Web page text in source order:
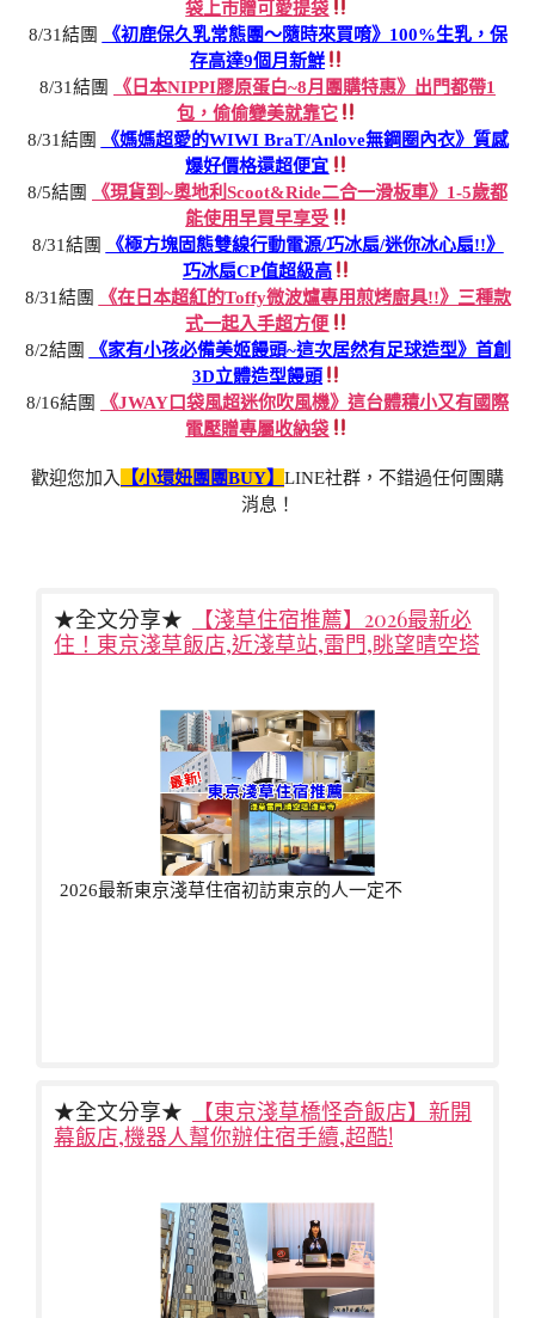
袋上市贈可愛提袋
8/31結團
《初鹿保久乳常態團～隨時來買唷》100%生乳，保
存高達9個月新鮮
8/31結團
《日本NIPPI膠原蛋白~8月團購特惠》出門都帶1
包，偷偷變美就靠它
8/31結團
《媽媽超愛的WIWI BraT/Anlove無鋼圈內衣》質感
爆好價格還超便宜
8/5結團
《現貨到~奧地利Scoot&Ride二合一滑板車》1-5歲都
能使用早買早享受
8/31結團
《極方塊固態雙線行動電源/巧冰扇/迷你冰心扇!!》
巧冰扇CP值超級高
8/31結團
《在日本超紅的Toffy微波爐專用煎烤廚具!!》三種款
式一起入手超方便
8/2結團
《家有小孩必備美姬饅頭~這次居然有足球造型》首創
3D立體造型饅頭
8/16結團
《JWAY口袋風超迷你吹風機》這台體積小又有國際
電壓贈專屬收納袋
歡迎您加入 【小環妞團團BUY】 LINE社群，不錯過任何團購
消息！
★全文分享★
【淺草住宿推薦】2026最新必
住！東京淺草飯店,近淺草站,雷門,眺望晴空塔
2026最新東京淺草住宿初訪東京的人一定不
★全文分享★
【東京淺草橋怪奇飯店】新開
幕飯店,機器人幫你辦住宿手續,超酷!